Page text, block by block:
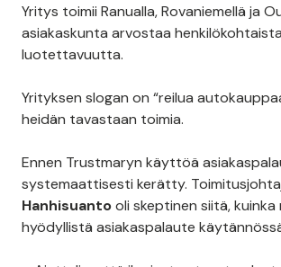
Yritys toimii Ranualla, Rovaniemellä ja
asiakaskunta arvostaa
luotettavuutta.
Yrityksen slogan on “reilua
heidän tavastaan toimia.
Ennen Trustmaryn käyttöä
systemaattisesti kerätty.
Hanhisuantooli skeptinen siitä, kuinka
hyödyllistä asiakaspalaute